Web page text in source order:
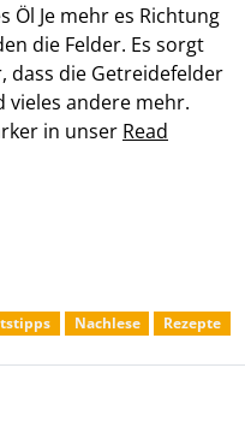
Öl Je mehr es Richtung
die Felder. Es sorgt
dass die Getreidefelder
andere mehr.
in unser Read
Nachlese Rezepte